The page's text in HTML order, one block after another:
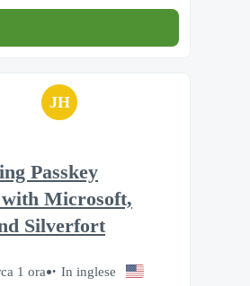
JH
Passkey
Microsoft,
Silverfort
1 ora In inglese